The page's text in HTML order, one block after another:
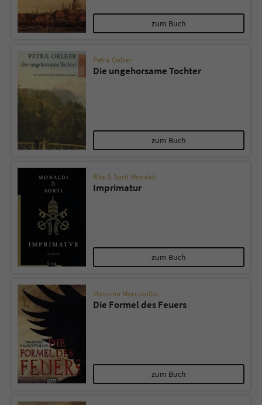
zum Buch
Petra Oelker
Die ungehorsame Tochter
zum Buch
Rita & Sorti Monaldi
Imprimatur
zum Buch
Massimo Marcotullio
Die Formel des Feuers
zum Buch